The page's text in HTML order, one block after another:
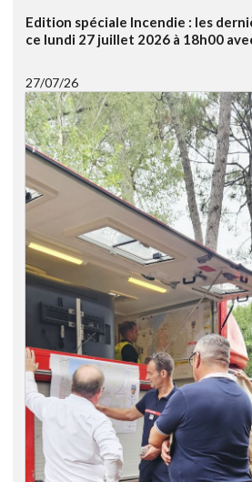
Edition spéciale Incendie : les
ce lundi 27 juillet 2026 à 18h00
27/07/26